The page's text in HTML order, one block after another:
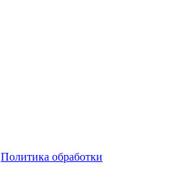
Политика обработки